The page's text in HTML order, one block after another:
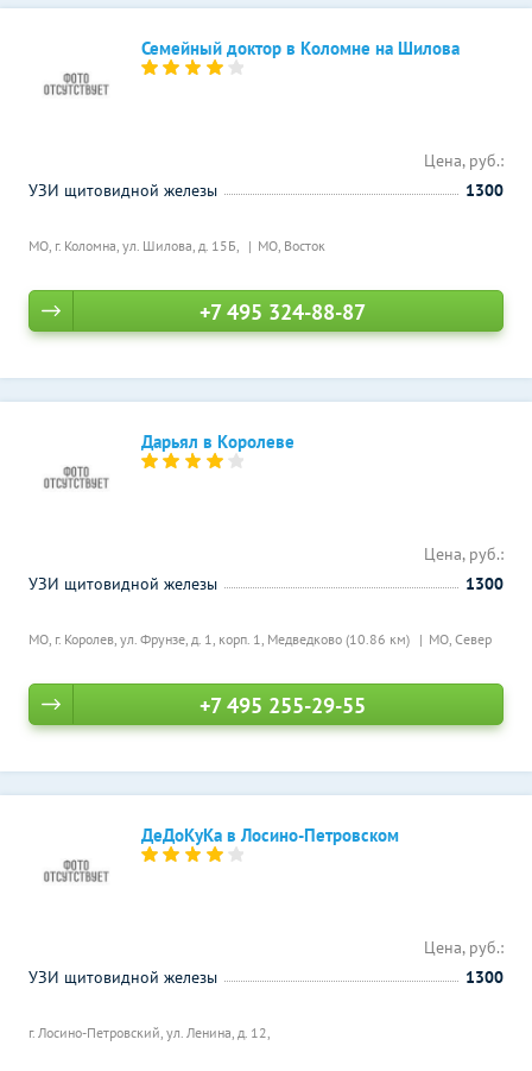
Семейный доктор в Коломне на Шилова
МО, г. Коломна, ул. Шилова, д. 15Б, МО, Восток
Цена, руб.:
УЗИ щитовидной железы
1300
+7 495 324-88-87
Дарьял в Королеве
МО, г. Королев, ул. Фрунзе, д. 1, корп. 1, Медведково (10.86 км) МО, Север
Цена, руб.:
УЗИ щитовидной железы
1300
+7 495 255-29-55
ДеДоКуКа в Лосино-Петровском
г. Лосино-Петровский, ул. Ленина, д. 12,
Цена, руб.:
УЗИ щитовидной железы
1300